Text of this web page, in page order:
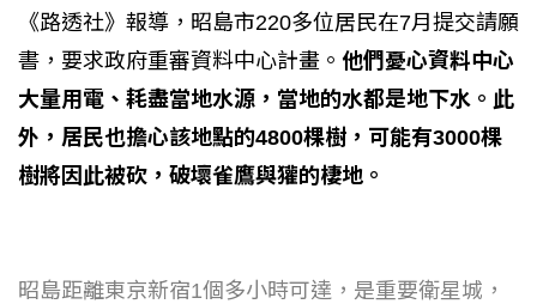
《路透社》報導，昭島市220多位居民在7月提交請願
書，要求政府重審資料中心計畫。 他們憂心資料中心
大量用電、耗盡當地水源，當地的水都是地下水。此
外，居民也擔心該地點的4800棵樹，可能有3000棵
樹將因此被砍，破壞雀鷹與獾的棲地。
昭島距離東京新宿1個多小時可達，是重要衛星城，